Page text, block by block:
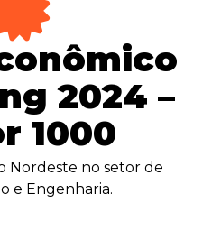
2024 –
1000
Nordeste no setor de
e Engenharia.
ao visitar nosso
aumenta a
chance de ver
conteúdo e
ofertas